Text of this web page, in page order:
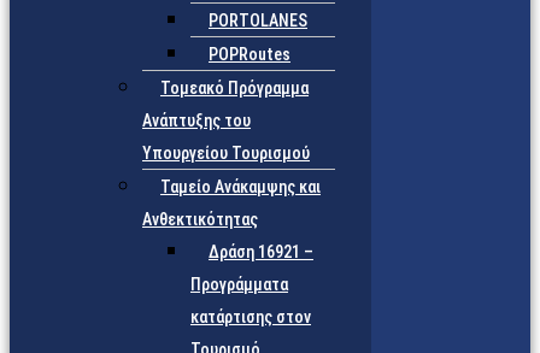
PORTOLANES
POPRoutes
Τομεακό Πρόγραμμα
Ανάπτυξης του
Υπουργείου Τουρισμού
Ταμείο Ανάκαμψης και
Ανθεκτικότητας
Δράση 16921 –
Προγράμματα
κατάρτισης στον